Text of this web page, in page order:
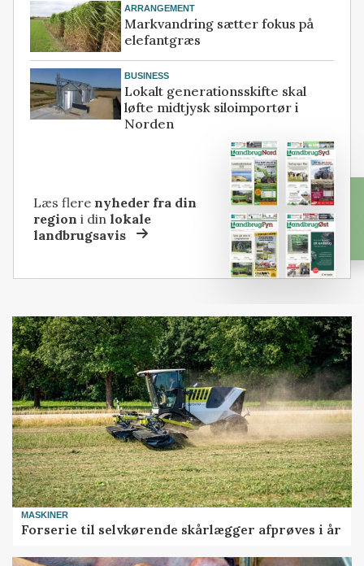
ARRANGEMENT
Markvandring sætter fokus på
elefantgræs
BUSINESS
Lokalt generationsskifte skal
løfte midtjysk siloimportør i
Norden
Læs flere nyheder fra din
region i dinlokale
landbrugsavis
MASKINER
Forserie til selvkørende skårlægger afprøves i år